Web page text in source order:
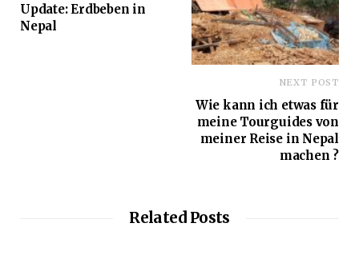
Update: Erdbeben in
Nepal
NEXT POST
Wie kann ich etwas für
meine Tourguides von
meiner Reise in Nepal
machen ?
Related Posts